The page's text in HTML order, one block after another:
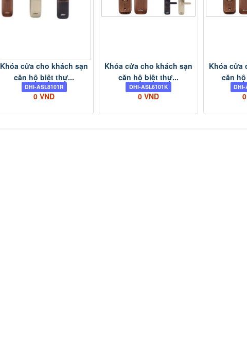
Khóa cửa cho khách sạn
căn hộ biệt thự...
DHI-ASL8101R
0 VND
Khóa cửa cho khách sạn
căn hộ biệt thự...
DHI-ASL6101K
0 VND
Khóa cửa
căn
DHI-